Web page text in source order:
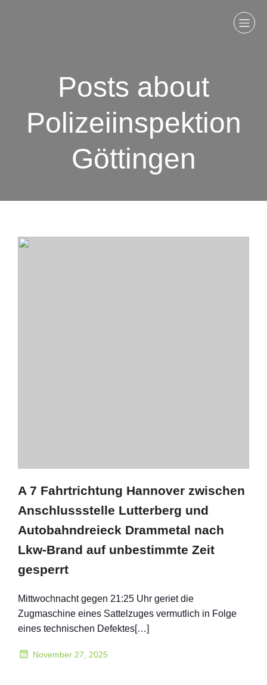
Posts about
Polizeiinspektion
Göttingen
A 7 Fahrtrichtung Hannover zwischen
Anschlussstelle Lutterberg und
Autobahndreieck Drammetal nach
Lkw-Brand auf unbestimmte Zeit
gesperrt
Mittwochnacht gegen 21:25 Uhr geriet die
Zugmaschine eines Sattelzuges vermutlich in Folge
eines technischen Defektes[…]
November 27, 2025